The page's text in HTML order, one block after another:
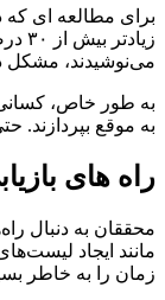
برای مطالعه ای که
می‌نوشیدند، مشکل
به طور خاص، کسانی
به موقع
راه های
مانند ایجاد
زمان را به خاطر